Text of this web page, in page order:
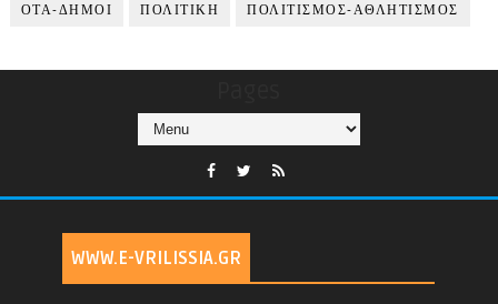
ΟΤΑ-ΔΗΜΟΙ ΠΟΛΙΤΙΚΗ ΠΟΛΙΤΙΣΜΟΣ-ΑΘΛΗΤΙΣΜΟΣ
WWW.E-VRILISSIA.GR